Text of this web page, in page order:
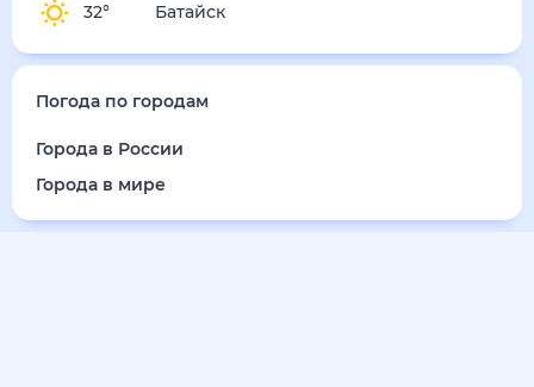
32° Батайск
Погода по городам
Города в России
Города в мире